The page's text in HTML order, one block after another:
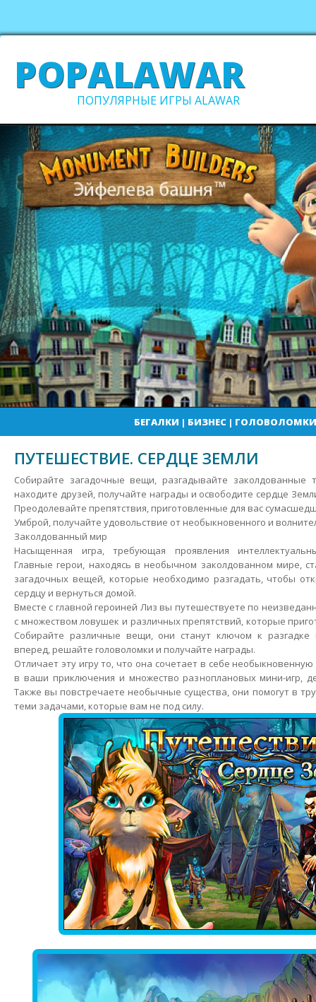
POPALAWAR
ПОПУЛЯРНЫЕ ИГРЫ ALAWAR
БЕГАЛКИ | БИЗНЕС| ГОЛОВОЛОМКИ
ПУТЕШЕСТВИЕ. СЕРДЦЕ ЗЕМЛИ
Собирайте загадочные вещи, разгадывайте заколдованные
находите друзей, получайте награды и освободите сердце
Преодолевайте препятствия, приготовленные для вас
Умброй, получайте удовольствие от необыкновенного и
Заколдованный мир
Насыщенная игра, требующая проявления
Главные герои, находясь в необычном заколдованном мире,
загадочных вещей, которые необходимо разгадать, чтобы
сердцу и вернуться домой.
Вместе с главной героиней Лиз вы путешествуете по
с множеством ловушек и различных препятствий, которые
Собирайте различные вещи, они станут ключом к разгадке
вперед, решайте головоломки и получайте награды.
Отличает эту игру то, что она сочетает в себе
в ваши приключения и множество разноплановых мини-игр,
Также вы повстречаете необычные существа, они помогут в
теми задачами, которые вам не под силу.